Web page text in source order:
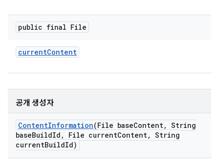
public final File
currentContent
공개 생성자
ContentInformation(File baseContent, String
baseBuildId , File currentContent, String
currentBuildId)